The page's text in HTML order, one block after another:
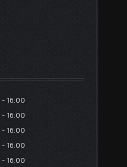
16:00
16:00
16:00
16:00
16:00